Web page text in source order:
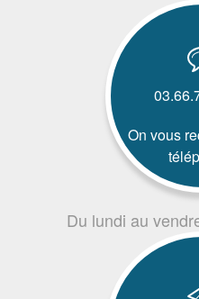
On vous
Du lundi au